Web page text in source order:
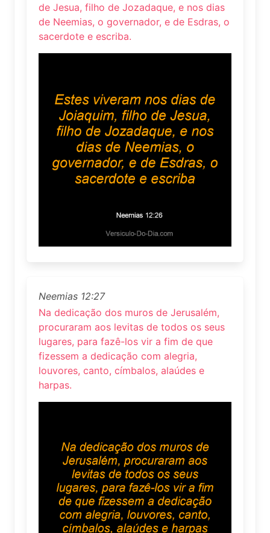
de Jesua, filho de Jozadaque, e nos dias
de Neemias, o governador, e de Esdras, o
sacerdote e escriba.
Neemias 12:27
Na dedicação dos muros de Jerusalém,
procuraram aos levitas de todos os seus
lugares, para fazê-los vir a fim de que
fizessem a dedicação com alegria,
louvores, canto, címbalos, alaúdes e
harpas.